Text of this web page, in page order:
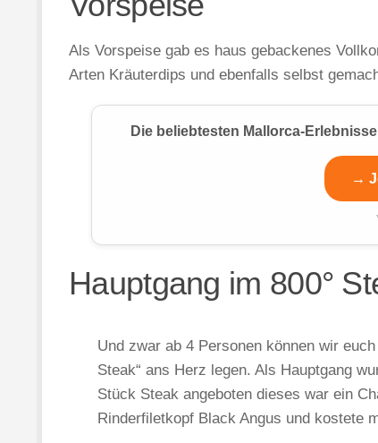
Als Vorspeise gab es haus gebackenes
Arten Kräuterdips und ebenfalls selbst
Die beliebtesten Mallorca-
→
Hauptgang im 800°
Und zwar ab 4 Personen können wir
Steak“ ans Herz legen. Als Hauptgang
Stück Steak angeboten dieses war ein
Rinderfiletkopf Black Angus und kostete